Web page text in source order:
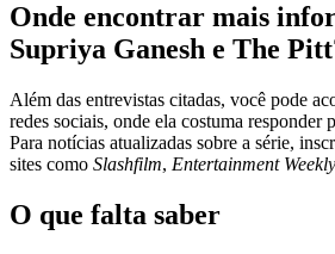
Onde encontrar mais
Supriya Ganesh e The
Além das entrevistas citadas, você pode
redes sociais, onde ela costuma responder
Para notícias atualizadas sobre a série,
sites como Slashfilm, Entertainment Weekly
O que falta saber